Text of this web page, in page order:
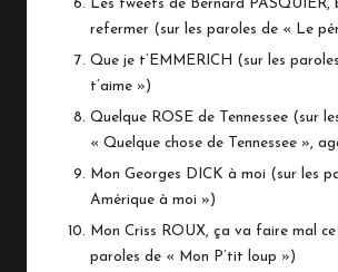
Les tweets de Bernard
refermer (sur les paroles de « Le
Que je t’EMMERICH (sur les
t’aime »)
Quelque ROSE de Tennessee (sur
« Quelque chose de Tennessee »,
Mon Georges DICK à moi (sur les
Amérique à moi »)
Mon Criss ROUX, ça va faire mal
paroles de « Mon P’tit loup »)